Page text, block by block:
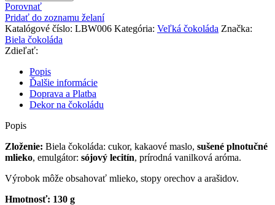
Porovnať
Pridať do zoznamu želaní
Katalógové číslo: LBW006 Kategória: Veľká čokoláda Značka:
Biela čokoláda
Zdieľať:
Popis
Ďalšie informácie
Doprava a Platba
Dekor na čokoládu
Popis
Zloženie: Biela čokoláda: cukor, kakaové maslo, sušené plnotučné
mlieko, emulgátor: sójový lecitín, prírodná vanilková aróma.
Výrobok môže obsahovať mlieko, stopy orechov a arašidov.
Hmotnosť: 130 g